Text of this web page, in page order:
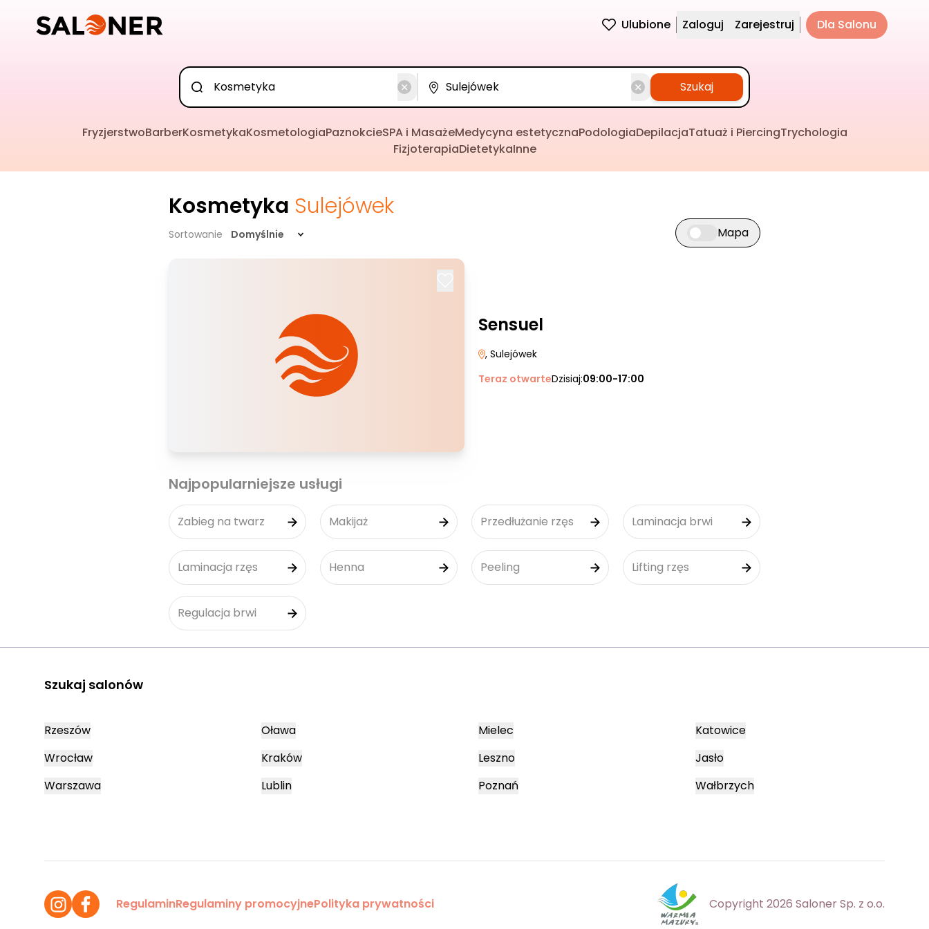
Ulubione Zaloguj Zarejestruj Dla Salonu
Szukaj
FryzjerstwoBarberKosmetykaKosmetologiaPaznokcieSPA i MasażeMedycyna estetycznaPodologiaDepilacjaTatuaż i PiercingTrychologia
FizjoterapiaDietetykaInne
Kosmetyka Sulejówek
Sortowanie Domyślnie Przełącz widok mapy
Mapa
Sensuel
, Sulejówek
Teraz otwarteDzisiaj:09:00-17:00
Najpopularniejsze usługi
Zabieg na twarz Makijaż Przedłużanie rzęs Laminacja brwi
Laminacja rzęs Henna Peeling Lifting rzęs
Regulacja brwi
Szukaj salonów
Rzeszów
Wrocław
Warszawa
Oława
Kraków
Lublin
Mielec
Leszno
Poznań
Katowice
Jasło
Wałbrzych
RegulaminRegulaminy promocyjnePolityka prywatności Copyright 2026 Saloner Sp. z o.o.